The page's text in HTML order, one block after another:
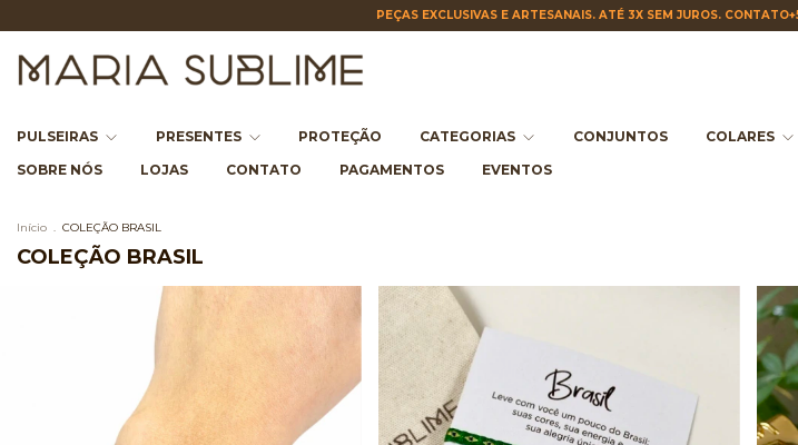
PEÇAS EXCLUSIVAS E ARTESANAIS. ATÉ 3X SEM JUROS.
PULSEIRAS PRESENTES PROTEÇÃO CATEGORIAS CONJUNTOS COLARES
SOBRE NÓS
LOJAS CONTATO PAGAMENTOS EVENTOS
Início . COLEÇÃO BRASIL
COLEÇÃO BRASIL